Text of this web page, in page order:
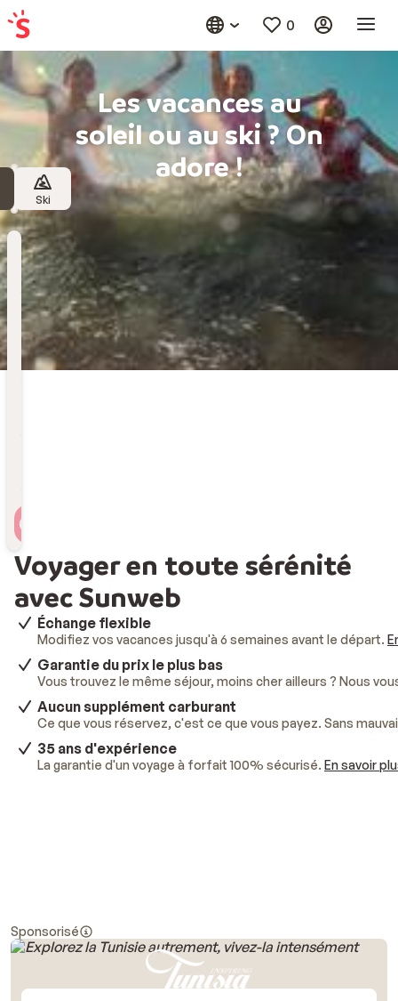
0
Les vacances au
soleil ou au ski ? On
adore !
Ski
Destination
Choisissez une destination
Date
départ
Date de départ
Voyager en toute sérénité
avec Sunweb
Échange flexible
Modifiez vos vacances jusqu'à 6 semaines avant le départ.
Garantie du prix le plus bas
Vous trouvez le même séjour, moins cher ailleurs ? Nous
Aucun supplément carburant
Ce que vous réservez, c'est ce que vous payez. Sans
35 ans d'expérience
La garantie d'un voyage à forfait 100% sécurisé. En savoir
Sponsorisé